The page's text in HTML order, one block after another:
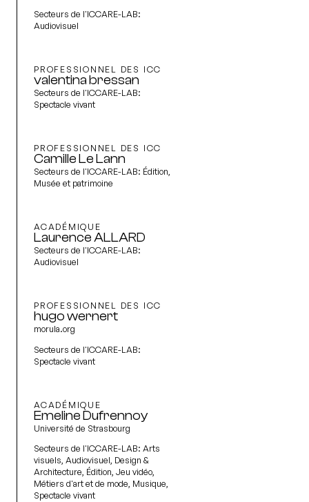
Secteurs de l'ICCARE-LAB:
Audiovisuel
PROFESSIONNEL DES ICC
valentina bressan
Secteurs de l'ICCARE-LAB:
Spectacle vivant
PROFESSIONNEL DES ICC
Camille Le Lann
Secteurs de l'ICCARE-LAB: Édition,
Musée et patrimoine
ACADÉMIQUE
Laurence ALLARD
Secteurs de l'ICCARE-LAB:
Audiovisuel
PROFESSIONNEL DES ICC
hugo wernert
morula.org
Secteurs de l'ICCARE-LAB:
Spectacle vivant
ACADÉMIQUE
Emeline Dufrennoy
Université de Strasbourg
Secteurs de l'ICCARE-LAB: Arts
visuels, Audiovisuel, Design &
Architecture, Édition, Jeu vidéo,
Métiers d'art et de mode, Musique,
Spectacle vivant